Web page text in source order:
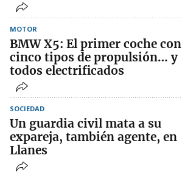
MOTOR
BMW X5: El primer coche con
cinco tipos de propulsión… y
todos electrificados
SOCIEDAD
Un guardia civil mata a su
expareja, también agente, en
Llanes